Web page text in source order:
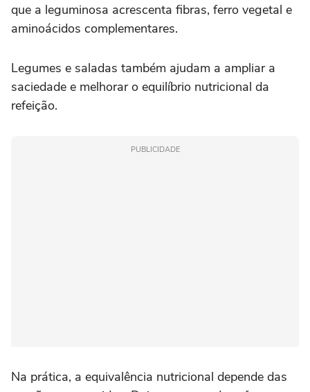
que a leguminosa acrescenta fibras, ferro vegetal e
aminoácidos complementares.
Legumes e saladas também ajudam a ampliar a
saciedade e melhorar o equilíbrio nutricional da
refeição.
PUBLICIDADE
Na prática, a equivalência nutricional depende das